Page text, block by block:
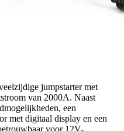
jumpstarter met
van 2000A. Naast
een
met digitaal display en een
voor 12V-